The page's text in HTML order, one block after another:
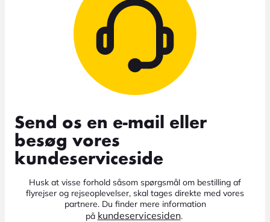
Send os en e-mail eller
besøg vores
kundeserviceside
Husk at visse forhold såsom spørgsmål om bestilling af
flyrejser og rejseoplevelser, skal tages direkte med vores
partnere. Du finder mere information
på kundeservicesiden.